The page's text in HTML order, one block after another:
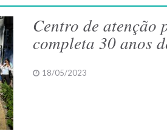
Centro de atenção
completa 30 anos
18/05/2023